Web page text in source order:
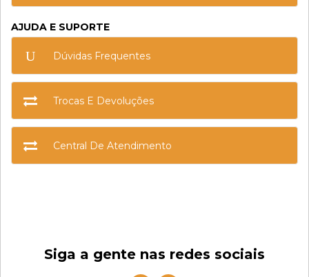
AJUDA E SUPORTE
Dúvidas Frequentes
Trocas E Devoluções
Central De Atendimento
Siga a gente nas redes sociais